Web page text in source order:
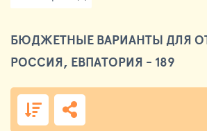
БЮДЖЕТНЫЕ ВАРИАНТЫ ДЛЯ
РОССИЯ, ЕВПАТОРИЯ - 189